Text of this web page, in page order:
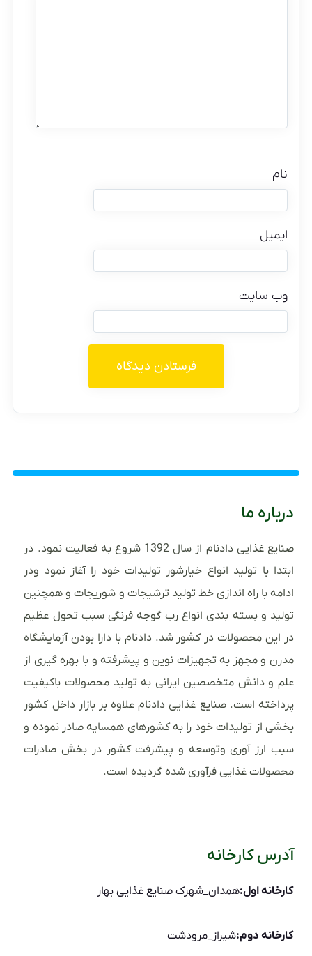
نام
ایمیل
وب‌ سایت
درباره ما
صنایع غذایی دادنام از سال 1392 شروع به فعالیت نمود. در
ابتدا با تولید انواع خیارشور تولیدات خود را آغاز نمود ودر
ادامه با راه اندازی خط تولید ترشیجات و شوریجات و همچنین
تولید و بسته بندی انواع رب گوجه فرنگی سبب تحول عظیم
در این محصولات در کشور شد. دادنام با دارا بودن آزمایشگاه
مدرن و مجهز به تجهیزات نوین و پیشرفته و با بهره گیری از
علم و دانش متخصصین ایرانی به تولید محصولات باکیفیت
پرداخته است. صنایع غذایی دادنام علاوه بر بازار داخل کشور
بخشی از تولیدات خود را به کشورهای همسایه صادر نموده و
سبب ارز آوری وتوسعه و پیشرفت کشور در بخش صادرات
محصولات غذایی فرآوری شده گردیده است.
آدرس کارخانه
کارخانه اول:همدان_شهرک صنایع غذایی بهار
کارخانه دوم:شیراز_مرودشت